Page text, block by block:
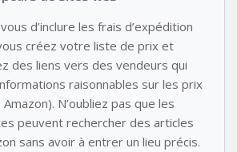
d’inclure les frais d’expédition
créez votre liste de prix et
des liens vers des vendeurs qui
raisonnables sur les prix
N’oubliez pas que les
peuvent rechercher des articles
sans avoir à entrer un lieu précis.